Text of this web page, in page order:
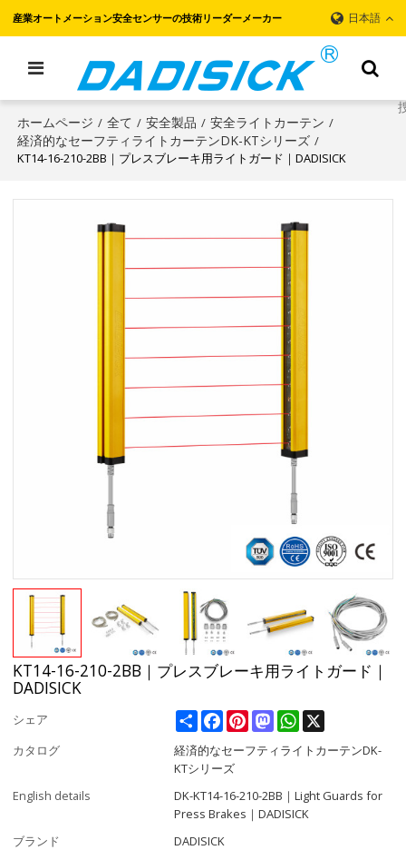
産業オートメーション安全センサーの技術リーダーメーカー 日本語
ホームページ / 全て / 安全製品 / 安全ライトカーテン /
経済的なセーフティライトカーテンDK-KTシリーズ /
KT14-16-210-2BB｜プレスブレーキ用ライトガード｜DADISICK
KT14-16-210-2BB｜プレスブレーキ用ライトガード｜
DADISICK
シェア ShareFacebookPinterestMastodonWhatsApp
カタログ
経済的なセーフティライトカーテンDK-
KTシリーズ
English details
DK-KT14-16-210-2BB｜Light Guards for
Press Brakes｜DADISICK
ブランド
DADISICK